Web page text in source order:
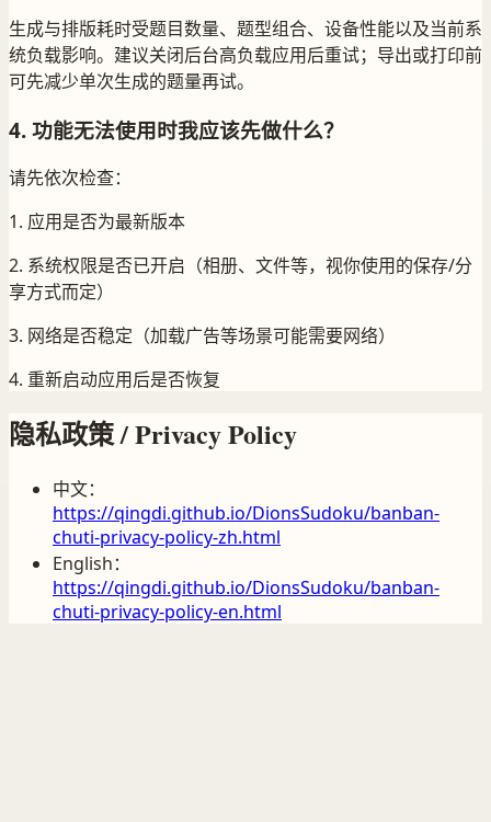
生成与排版耗时受题目数量、题型组合、设备性能以及当前系
统负载影响。建议关闭后台高负载应用后重试；导出或打印前
可先减少单次生成的题量再试。
4. 功能无法使用时我应该先做什么？
请先依次检查：
1. 应用是否为最新版本
2. 系统权限是否已开启（相册、文件等，视你使用的保存/分
享方式而定）
3. 网络是否稳定（加载广告等场景可能需要网络）
4. 重新启动应用后是否恢复
隐私政策 / Privacy Policy
中文：
https://qingdi.github.io/DionsSudoku/banban-
chuti-privacy-policy-zh.html
English：
https://qingdi.github.io/DionsSudoku/banban-
chuti-privacy-policy-en.html